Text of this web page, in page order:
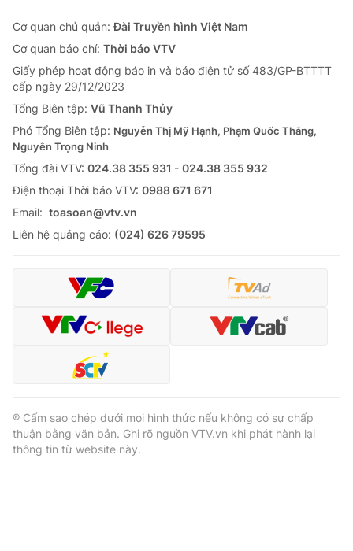
Cơ quan chủ quản:Đài Truyền hình Việt Nam
Cơ quan báo chí: Thời báo VTV
Giấy phép hoạt động báo in và báo điện tử số 483/GP-BTTTT
cấp ngày 29/12/2023
Tổng Biên tập: Vũ Thanh Thủy
Phó Tổng Biên tập: Nguyễn Thị Mỹ Hạnh, Phạm Quốc Thắng,
Nguyễn Trọng Ninh
Tổng đài VTV: 024.38 355 931 - 024.38 355 932
Ðiện thoại Thời báo VTV: 0988 671 671
Email: toasoan@vtv.vn
Liên hệ quảng cáo: (024) 626 79595
® Cấm sao chép dưới mọi hình thức nếu không có sự chấp
thuận bằng văn bản. Ghi rõ nguồn VTV.vn khi phát hành lại
thông tin từ website này.